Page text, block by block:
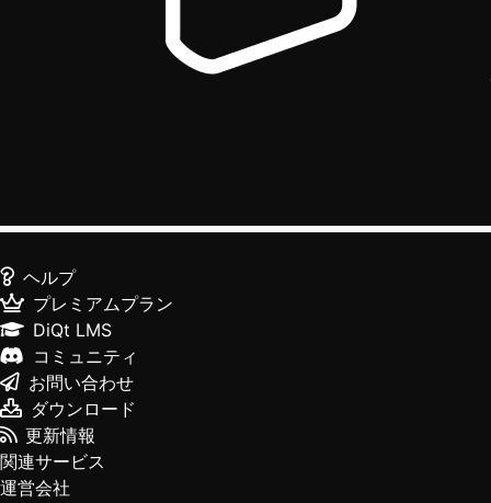
ヘルプ
プレミアムプラン
DiQt LMS
コミュニティ
お問い合わせ
ダウンロード
更新情報
関連サービス
運営会社